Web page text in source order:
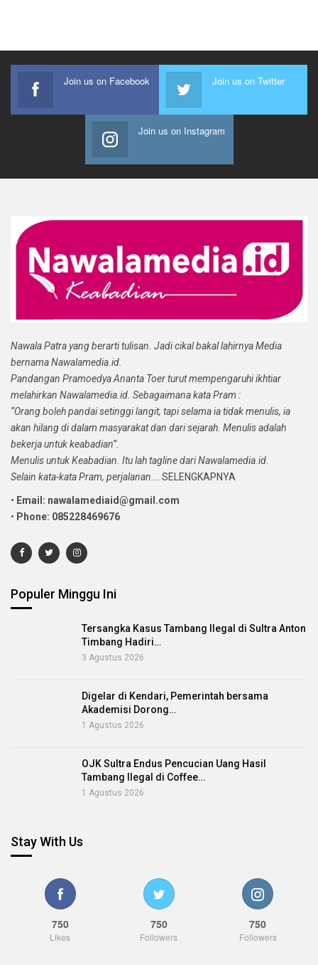
Join us on Facebook Join us on Twitter
Join us on Instagram
Nawala Patra yang berarti tulisan. Jadi cikal bakal lahirnya Media
bernama Nawalamedia.id.
Pandangan Pramoedya Ananta Toer turut mempengaruhi ikhtiar
melahirkan Nawalamedia.id. Sebagaimana kata Pram :
“Orang boleh pandai setinggi langit, tapi selama ia tidak menulis, ia
akan hilang di dalam masyarakat dan dari sejarah. Menulis adalah
bekerja untuk keabadian”.
Menulis untuk Keabadian. Itu lah tagline dari Nawalamedia.id.
Selain kata-kata Pram, perjalanan... SELENGKAPNYA
• Email: nawalamediaid@gmail.com
• Phone: 085228469676
Populer Minggu Ini
Tersangka Kasus Tambang Ilegal di Sultra Anton
Timbang Hadiri…
3 Agustus 2026
Digelar di Kendari, Pemerintah bersama
Akademisi Dorong…
1 Agustus 2026
OJK Sultra Endus Pencucian Uang Hasil
Tambang Ilegal di Coffee…
1 Agustus 2026
Stay With Us
750
Likes
750
Followers
750
Followers